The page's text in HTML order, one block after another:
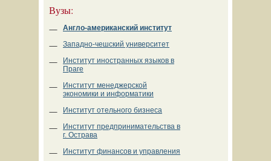
Вузы:
Англо-американский институт
Западно-чешский университет
Институт иностранных языков в
Праге
Институт менеджерской
экономики и информатики
Институт отельного бизнеса
Институт предпринимательства в
г. Острава
Институт финансов и управления